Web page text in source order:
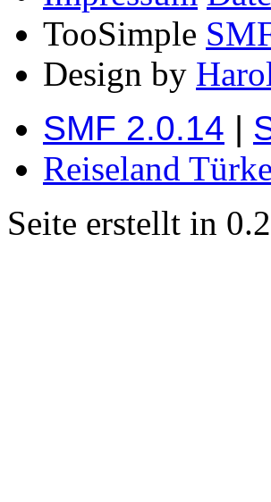
TooSimple
Design by
SMF 2.0.14 |
Reiseland
Seite erstellt in